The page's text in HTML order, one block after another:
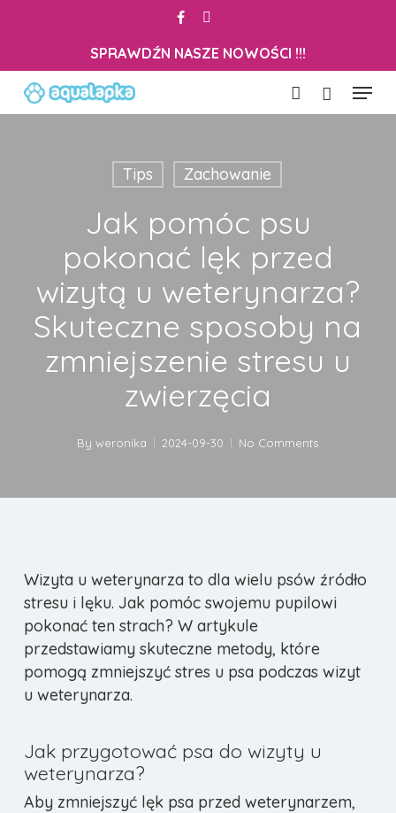
content
facebook
SPRAWDŹN NASZE NOWOŚCI !!!
account
Menu
Tips Zachowanie
Jak pomóc psu
pokonać lęk przed
wizytą u weterynarza?
Skuteczne sposoby na
zmniejszenie stresu u
zwierzęcia
By weronika 2024-09-30 No Comments
Wizyta u weterynarza to dla wielu psów źródło
stresu i lęku. Jak pomóc swojemu pupilowi
pokonać ten strach? W artykule
przedstawiamy skuteczne metody, które
pomogą zmniejszyć stres u psa podczas wizyt
u weterynarza.
Jak przygotować psa do wizyty u
weterynarza?
Aby zmniejszyć lęk psa przed weterynarzem,